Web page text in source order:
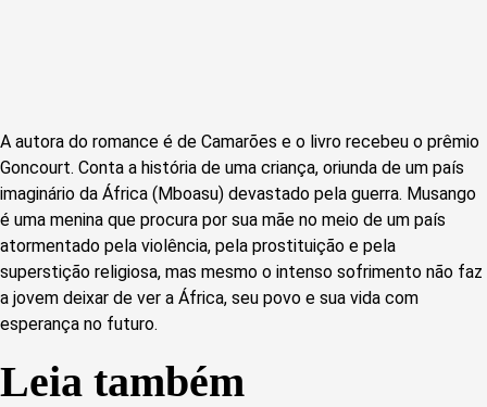
A autora do romance é de Camarões e o livro recebeu o prêmio
Goncourt. Conta a história de uma criança, oriunda de um país
imaginário da África (Mboasu) devastado pela guerra. Musango
é uma menina que procura por sua mãe no meio de um país
atormentado pela violência, pela prostituição e pela
superstição religiosa, mas mesmo o intenso sofrimento não faz
a jovem deixar de ver a África, seu povo e sua vida com
esperança no futuro.
Leia também